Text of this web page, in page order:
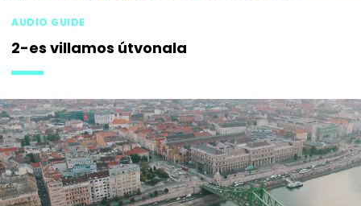
AUDIO GUIDE
2-es villamos útvonala